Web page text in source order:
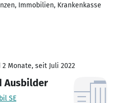
Immobilien, Krankenkasse
2 Monate, seit Juli 2022
Ausbilder
SE